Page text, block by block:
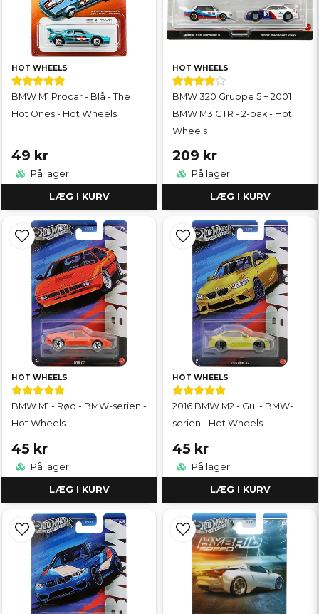
HOT WHEELS
BMW M1 Procar - Blå - The
Hot Ones - Hot Wheels
49 kr
På lager
LÆG I KURV
HOT WHEELS
BMW 320 Gruppe 5 + 2001
BMW M3 GTR - 2-pak - Hot
Wheels
209 kr
På lager
LÆG I KURV
HOT WHEELS
BMW M1 - Rød - BMW-serien -
Hot Wheels
45 kr
På lager
LÆG I KURV
HOT WHEELS
2016 BMW M2 - Gul - BMW-
serien - Hot Wheels
45 kr
På lager
LÆG I KURV